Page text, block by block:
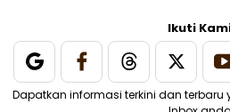
Ikuti
Dapatkan informasi terkini dan